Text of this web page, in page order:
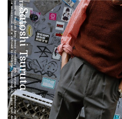
Satoshi Tsuruta